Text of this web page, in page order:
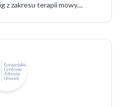
z zakresu terapii mowy....